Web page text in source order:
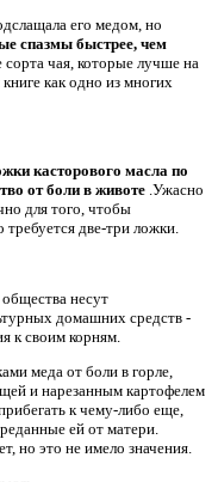
его медом, но
спазмы быстрее, чем
сорта чая, которые лучше на
как одно из многих
касторового масла по
от боли в животе .Ужасно
для того, чтобы
две-три ложки.
несут
домашних средств -
к своим корням.
меда от боли в горле,
и нарезанным картофелем
к чему-либо еще,
ей от матери.
но это не имело значения.